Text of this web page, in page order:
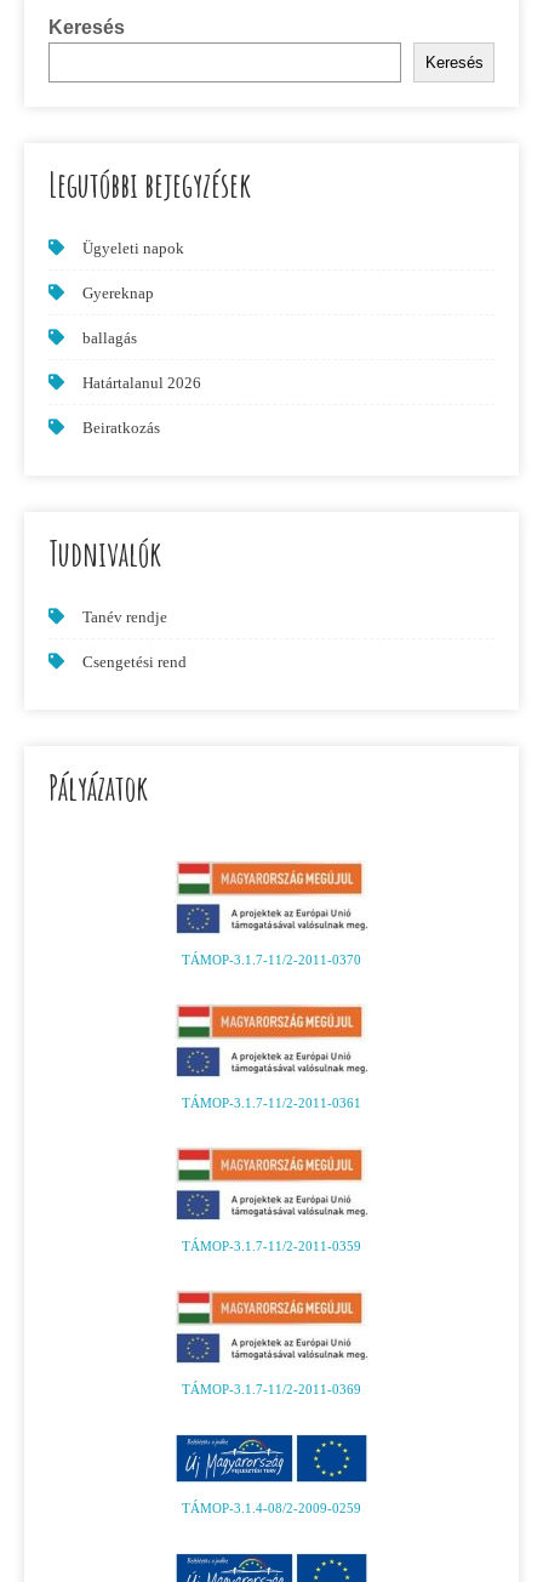
Keresés
Keresés
Legutóbbi bejegyzések
Ügyeleti napok
Gyereknap
ballagás
Határtalanul 2026
Beiratkozás
Tudnivalók
Tanév rendje
Csengetési rend
Pályázatok
TÁMOP-3.1.7-11/2-2011-0370
TÁMOP-3.1.7-11/2-2011-0361
TÁMOP-3.1.7-11/2-2011-0359
TÁMOP-3.1.7-11/2-2011-0369
TÁMOP-3.1.4-08/2-2009-0259